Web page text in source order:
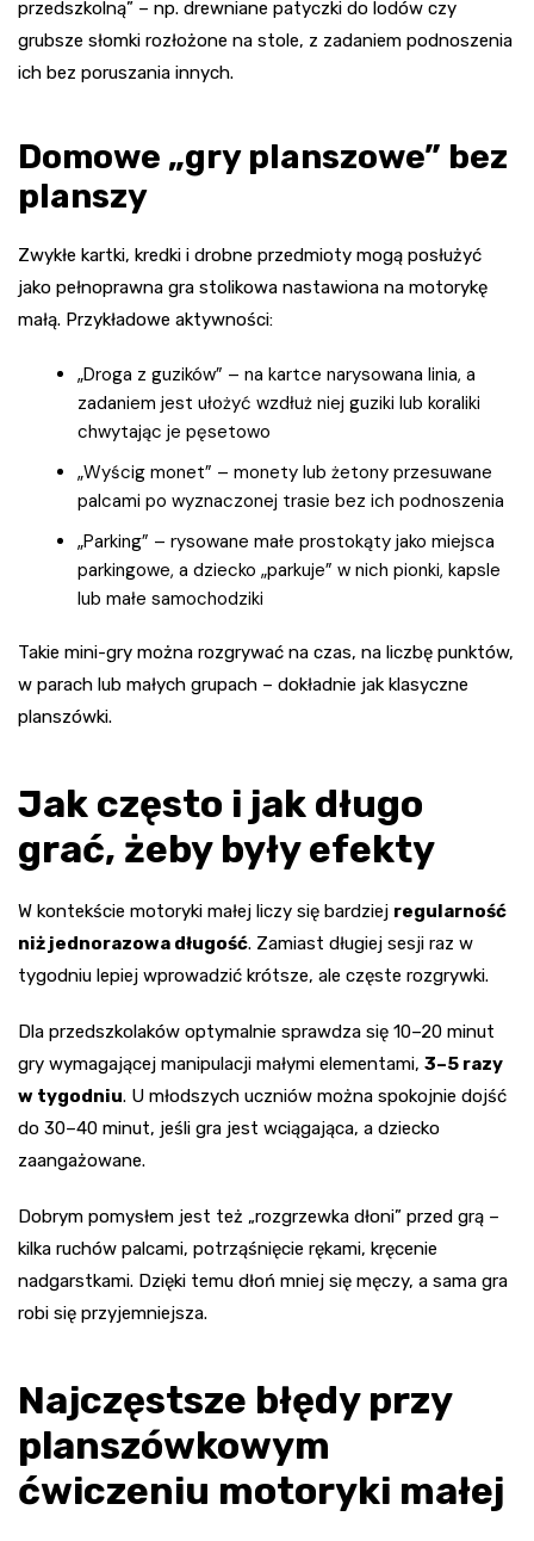
przedszkolną” – np. drewniane patyczki do lodów czy
grubsze słomki rozłożone na stole, z zadaniem podnoszenia
ich bez poruszania innych.
Domowe „gry planszowe” bez
planszy
Zwykłe kartki, kredki i drobne przedmioty mogą posłużyć
jako pełnoprawna gra stolikowa nastawiona na motorykę
małą. Przykładowe aktywności:
„Droga z guzików” – na kartce narysowana linia, a
zadaniem jest ułożyć wzdłuż niej guziki lub koraliki
chwytając je pęsetowo
„Wyścig monet” – monety lub żetony przesuwane
palcami po wyznaczonej trasie bez ich podnoszenia
„Parking” – rysowane małe prostokąty jako miejsca
parkingowe, a dziecko „parkuje” w nich pionki, kapsle
lub małe samochodziki
Takie mini-gry można rozgrywać na czas, na liczbę punktów,
w parach lub małych grupach – dokładnie jak klasyczne
planszówki.
Jak często i jak długo
grać, żeby były efekty
W kontekście motoryki małej liczy się bardziej regularność
niż jednorazowa długość. Zamiast długiej sesji raz w
tygodniu lepiej wprowadzić krótsze, ale częste rozgrywki.
Dla przedszkolaków optymalnie sprawdza się 10–20 minut
gry wymagającej manipulacji małymi elementami, 3–5 razy
w tygodniu. U młodszych uczniów można spokojnie dojść
do 30–40 minut, jeśli gra jest wciągająca, a dziecko
zaangażowane.
Dobrym pomysłem jest też „rozgrzewka dłoni” przed grą –
kilka ruchów palcami, potrząśnięcie rękami, kręcenie
nadgarstkami. Dzięki temu dłoń mniej się męczy, a sama gra
robi się przyjemniejsza.
Najczęstsze błędy przy
planszówkowym
ćwiczeniu motoryki małej